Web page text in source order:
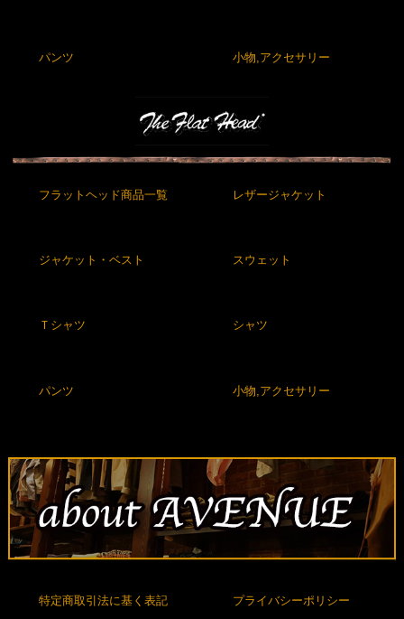
パンツ 小物,アクセサリー
フラットヘッド商品一覧 レザージャケット
ジャケット・ベスト スウェット
Ｔシャツ シャツ
パンツ 小物,アクセサリー
特定商取引法に基く表記 プライバシーポリシー